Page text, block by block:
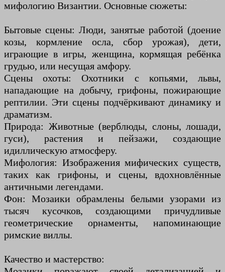
мифологию Византии. Основные сюжеты:
Бытовые сцены: Люди, занятые работой (доение
козы, кормление осла, сбор урожая), дети,
играющие в игры, женщина, кормящая ребёнка
грудью, или несущая амфору.
Сцены охоты: Охотники с копьями, львы,
нападающие на добычу, грифоны, пожирающие
рептилии. Эти сцены подчёркивают динамику и
драматизм.
Природа: Животные (верблюды, слоны, лошади,
гуси), растения и пейзажи, создающие
идиллическую атмосферу.
Мифология: Изображения мифических существ,
таких как грифоны, и сцены, вдохновлённые
античными легендами.
Фон: Мозаики обрамлены белыми узорами из
тысяч кусочков, создающими причудливые
геометрические орнаменты, напоминающие
римские виллы.
Качество и мастерство: